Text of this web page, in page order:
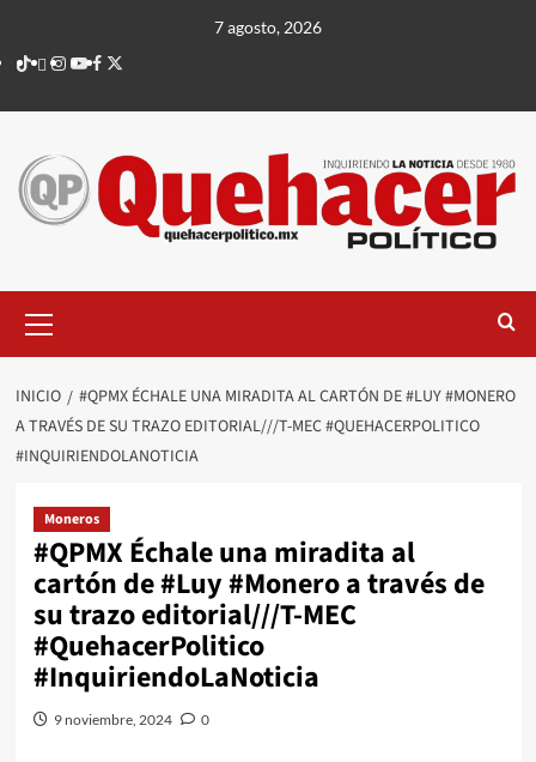
contenido
7 agosto, 2026
TikTok
threads
Instagram
Youtube
Facebook
X
principal
INICIO
#QPMX ÉCHALE UNA MIRADITA AL CARTÓN DE #LUY #MONERO
A TRAVÉS DE SU TRAZO EDITORIAL///T-MEC #QUEHACERPOLITICO
#INQUIRIENDOLANOTICIA
Moneros
#QPMX Échale una miradita al
cartón de #Luy #Monero a través de
su trazo editorial///T-MEC
#QuehacerPolitico
#InquiriendoLaNoticia
9 noviembre, 2024 0